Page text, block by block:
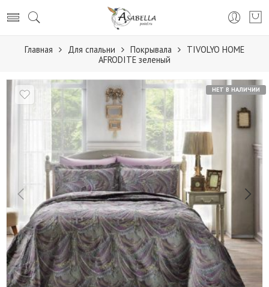
Главная Для спальни Покрывала
TIVOLYO HOME
AFRODITE зеленый
НЕТ В НАЛИЧИИ